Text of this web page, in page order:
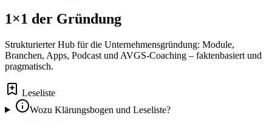
1×1 der Gründung
Strukturierter Hub für die Unternehmensgründung: Module,
Branchen, Apps, Podcast und AVGS-Coaching – faktenbasiert und
pragmatisch.
Leseliste
Wozu Klärungsbogen und Leseliste?